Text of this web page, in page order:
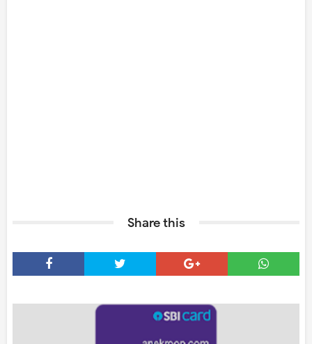
Share this